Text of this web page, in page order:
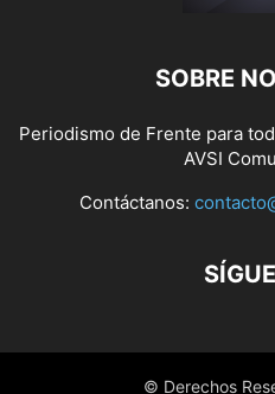
SOBRE
Periodismo de Frente para
AVSI
Contáctanos:
© Derechos